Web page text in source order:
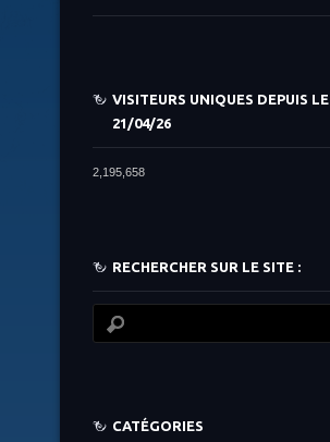
VISITEURS UNIQUES DEPUIS LE
21/04/26
2,195,658
RECHERCHER SUR LE SITE :
CATÉGORIES